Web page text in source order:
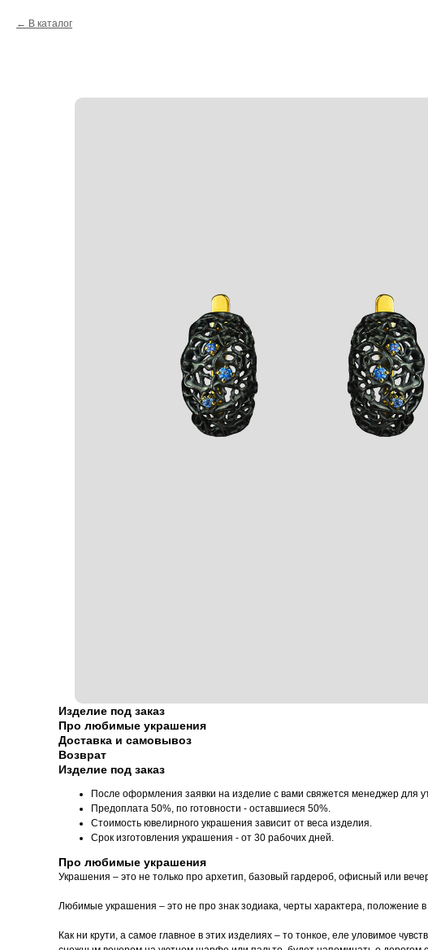
В каталог
Изделие под заказ
Про любимые украшения
Доставка и самовывоз
Возврат
Изделие под заказ
После оформления заявки на изделие с вами свяжется менеджер для
Предоплата 50%, по готовности - оставшиеся 50%.
Стоимость ювелирного украшения зависит от веса изделия.
Срок изготовления украшения - от 30 рабочих дней.
Про любимые украшения
Украшения – это не только про архетип, базовый гардероб, офисный или
Любимые украшения – это не про знак зодиака, черты характера, положение
Как ни крути, а самое главное в этих изделиях – то тонкое, еле уловимое